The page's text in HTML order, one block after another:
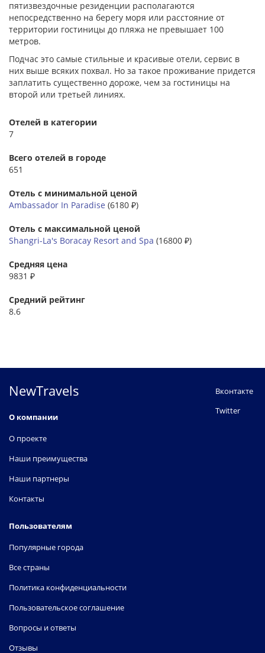
пятизвездочные резиденции располагаются
непосредственно на берегу моря или расстояние от
территории гостиницы до пляжа не превышает 100
метров.
Подчас это самые стильные и красивые отели, сервис в
них выше всяких похвал. Но за такое проживание придется
заплатить существенно дороже, чем за гостиницы на
второй или третьей линиях.
Отелей в категории
7
Всего отелей в городе
651
Отель с минимальной ценой
Ambassador In Paradise (6180 ₽)
Отель с максимальной ценой
Shangri-La's Boracay Resort and Spa (16800 ₽)
Средняя цена
9831 ₽
Средний рейтинг
8.6
NewTravels
О компании
О проекте
Наши преимущества
Наши партнеры
Контакты
Пользователям
Популярные города
Все страны
Политика конфиденциальности
Пользовательское соглашение
Вопросы и ответы
Отзывы
Вконтакте
Twitter